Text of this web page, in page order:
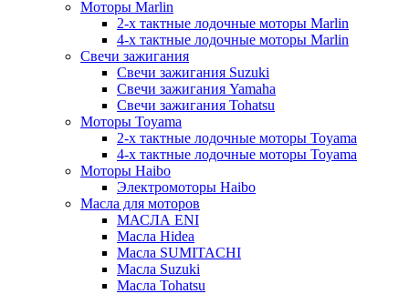
Моторы Marlin
2-х тактные лодочные моторы Marlin
4-х тактные лодочные моторы Marlin
Свечи зажигания
Свечи зажигания Suzuki
Свечи зажигания Yamaha
Свечи зажигания Tohatsu
Моторы Toyama
2-х тактные лодочные моторы Toyama
4-х тактные лодочные моторы Toyama
Моторы Haibo
Электромоторы Haibo
Масла для моторов
МАСЛА ENI
Масла Hidea
Масла SUMITACHI
Масла Suzuki
Масла Tohatsu